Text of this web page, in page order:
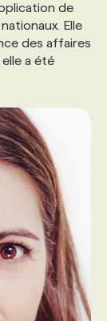
de
Elle
des affaires
a été